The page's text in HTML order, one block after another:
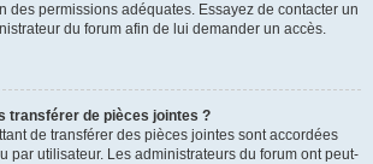
des permissions adéquates. Essayez de contacter un
du forum afin de lui demander un accès.
transférer de pièces jointes ?
de transférer des pièces jointes sont accordées
par utilisateur. Les administrateurs du forum ont peut-